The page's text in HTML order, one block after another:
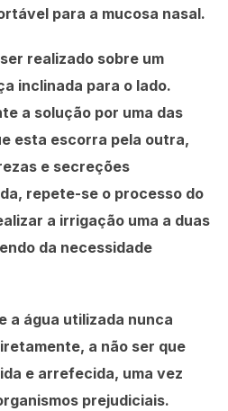
para a mucosa nasal.
realizado sobre um
inclinada para o lado.
a solução por uma das
esta escorra pela outra,
e secreções
repete-se o processo do
a irrigação uma a duas
da necessidade
a água utilizada nunca
a não ser que
e arrefecida, uma vez
prejudiciais.